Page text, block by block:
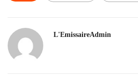
L'EmissaireAdmin